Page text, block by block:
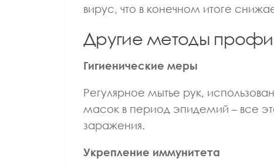
вирус, что в конечном итоге
Другие методы
Гигиенические меры
Регулярное мытье рук,
масок в период эпидемий – все
заражения.
Укрепление иммунитета